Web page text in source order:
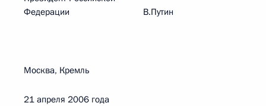
Федерации В.Путин
Москва, Кремль
21 апреля 2006 года